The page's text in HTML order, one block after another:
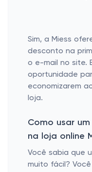
Sim, a Miess
desconto na
o e-mail no site.
oportunidade
economizarem
loja.
Como usar
na loja online
Você sabia que
muito fácil?